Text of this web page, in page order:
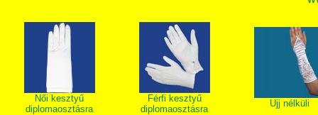
Női kesztyű
diplomaosztásra
Férfi kesztyű
diplomaosztásra
Ujj nélküli